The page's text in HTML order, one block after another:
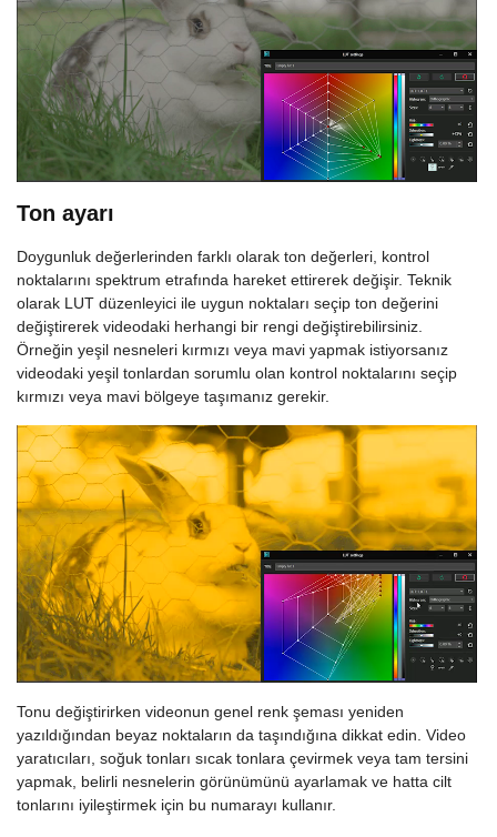
Ton ayarı
Doygunluk değerlerinden farklı olarak ton değerleri, kontrol
noktalarını spektrum etrafında hareket ettirerek değişir. Teknik
olarak LUT düzenleyici ile uygun noktaları seçip ton değerini
değiştirerek videodaki herhangi bir rengi değiştirebilirsiniz.
Örneğin yeşil nesneleri kırmızı veya mavi yapmak istiyorsanız
videodaki yeşil tonlardan sorumlu olan kontrol noktalarını seçip
kırmızı veya mavi bölgeye taşımanız gerekir.
Tonu değiştirirken videonun genel renk şeması yeniden
yazıldığından beyaz noktaların da taşındığına dikkat edin. Video
yaratıcıları, soğuk tonları sıcak tonlara çevirmek veya tam tersini
yapmak, belirli nesnelerin görünümünü ayarlamak ve hatta cilt
tonlarını iyileştirmek için bu numarayı kullanır.